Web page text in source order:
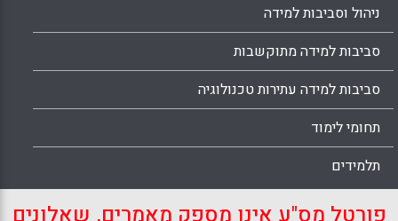
ניהול וסביבות למידה
סביבות למידה מתוקשבות
סביבות למידה עתירות טכנולוגיה
תחומי לימוד
תלמידים